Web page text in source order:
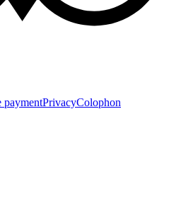
paymentPrivacyColophon